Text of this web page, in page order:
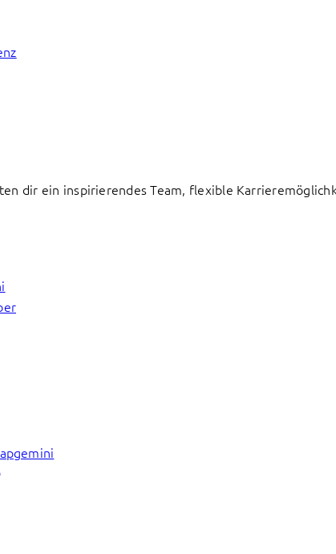
dir ein inspirierendes Team, flexible